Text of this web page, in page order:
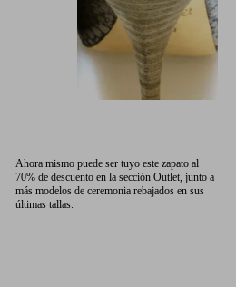
Ahora mismo puede ser tuyo este zapato al
70% de descuento en la sección Outlet, junto a
más modelos de ceremonia rebajados en sus
últimas tallas.